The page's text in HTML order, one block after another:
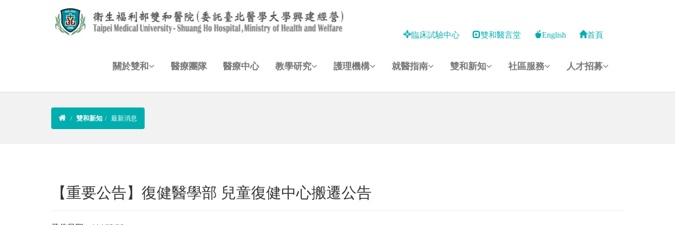
臨床試驗中心 雙和醫言堂 English 首頁
關於雙和 醫療團隊 醫療中心 教學研究 護理機構 就醫指南 雙和新知 社區服務 人才招募
雙和新知 最新消息
【重要公告】復健醫學部 兒童復健中心搬遷公告